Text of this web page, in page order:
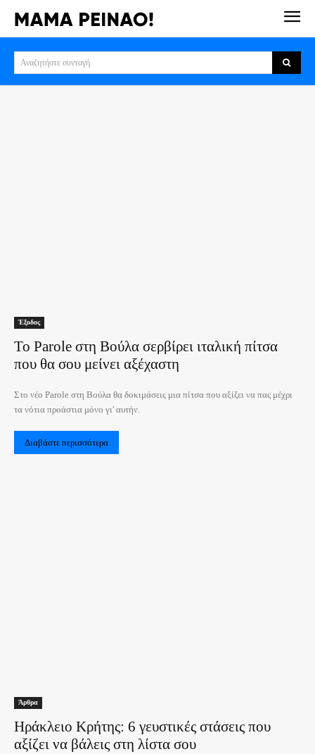
Αναζητήστε συνταγή
Έξοδος
Το Parole στη Βούλα σερβίρει ιταλική πίτσα
που θα σου μείνει αξέχαστη
Στο νέο Parole στη Βούλα θα δοκιμάσεις μια πίτσα που αξίζει να πας μέχρι
τα νότια προάστια μόνο γι' αυτήν.
Διαβάστε περισσότερα
Άρθρα
Ηράκλειο Κρήτης: 6 γευστικές στάσεις που
αξίζει να βάλεις στη λίστα σου